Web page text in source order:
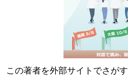
この著者を外部サイトでさがす